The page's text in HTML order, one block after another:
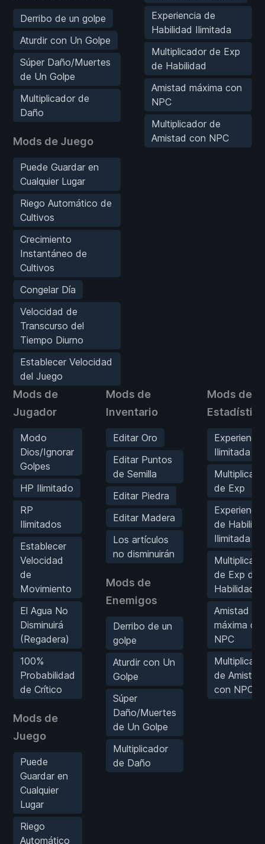
Derribo de un golpe
Aturdir con Un Golpe
Súper Daño/Muertes
de Un Golpe
Multiplicador de
Daño
Mods de Juego
Puede Guardar en
Cualquier Lugar
Riego Automático de
Cultivos
Crecimiento
Instantáneo de
Cultivos
Congelar Día
Velocidad de
Transcurso del
Tiempo Diurno
Establecer Velocidad
del Juego
Experiencia de
Habilidad Ilimitada
Multiplicador de Exp
de Habilidad
Amistad máxima con
NPC
Multiplicador de
Amistad con NPC
Mods de
Jugador
Modo
Dios/Ignorar
Golpes
HP Ilimitado
RP
Ilimitados
Establecer
Velocidad
de
Movimiento
El Agua No
Disminuirá
(Regadera)
100%
Probabilidad
de Crítico
Mods de
Juego
Puede
Guardar en
Cualquier
Lugar
Riego
Automático
Mods de
Inventario
Editar Oro
Editar Puntos
de Semilla
Editar Piedra
Editar Madera
Los artículos
no disminuirán
Mods de
Enemigos
Derribo de un
golpe
Aturdir con Un
Golpe
Súper
Daño/Muertes
de Un Golpe
Multiplicador
de Daño
Mods de
Experiencia
Ilimitada
de Exp
Experiencia
de
Ilimitada
de Exp de
Habilidad
Amistad
máxima
NPC
de Amistad
con NPC